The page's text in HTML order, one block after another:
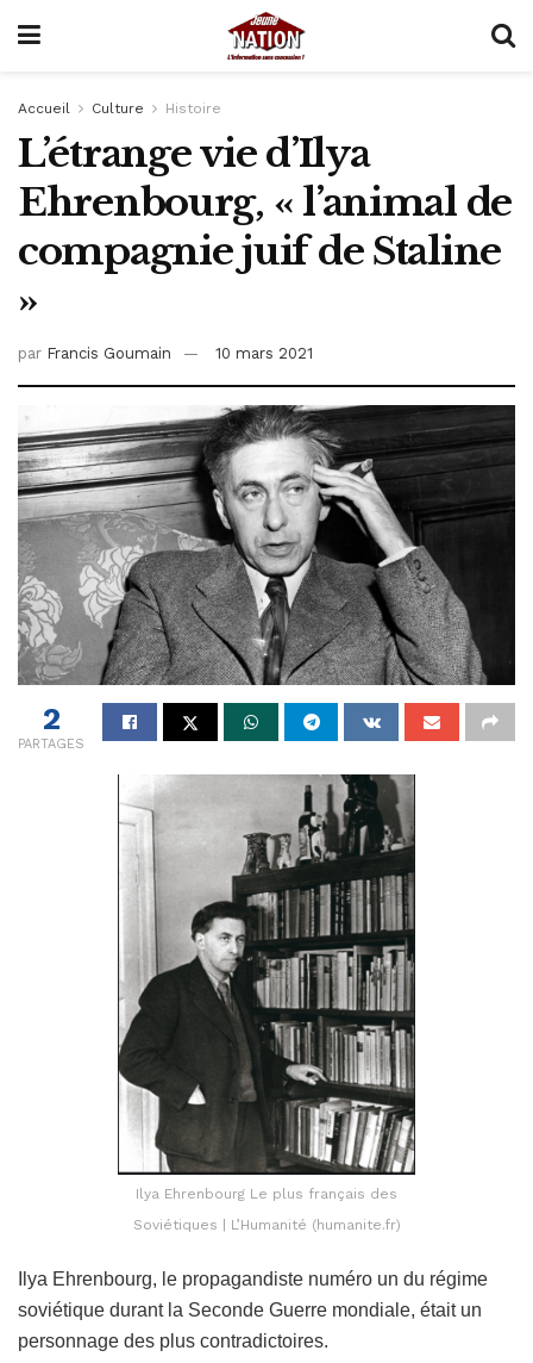
Accueil Culture Histoire
L’étrange vie d’Ilya
Ehrenbourg, « l’animal de
compagnie juif de Staline
»
par Francis Goumain 10 mars 2021
2
PARTAGES
Ilya Ehrenbourg Le plus français des
Soviétiques | L’Humanité (humanite.fr)
Ilya Ehrenbourg, le propagandiste numéro un du régime
soviétique durant la Seconde Guerre mondiale, était un
personnage des plus contradictoires.